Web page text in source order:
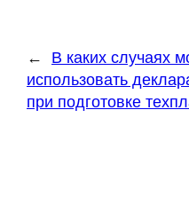
←
В каких случаях
использовать
при подготовке